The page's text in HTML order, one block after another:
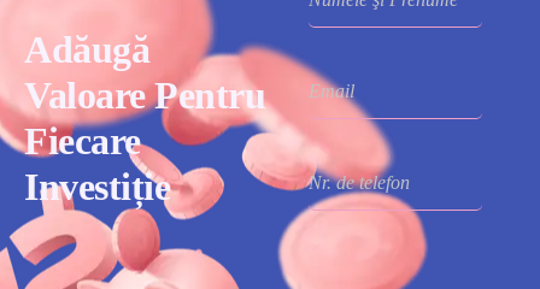
Adăugă
Valoare Pentru
Fiecare
Investiție